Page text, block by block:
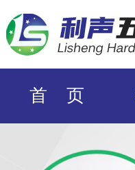
首 页
ODM/OEM定